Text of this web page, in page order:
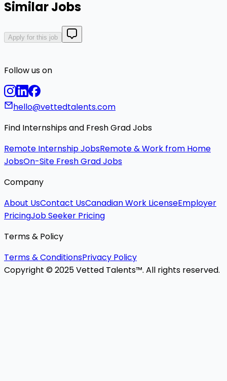
Similar Jobs
Apply for this job
Follow us on
hello@vettedtalents.com
Find Internships and Fresh Grad Jobs
Remote Internship JobsRemote & Work from Home
JobsOn-Site Fresh Grad Jobs
Company
About UsContact UsCanadian Work LicenseEmployer
PricingJob Seeker Pricing
Terms & Policy
Terms & ConditionsPrivacy Policy
Copyright © 2025 Vetted Talents™. All rights reserved.